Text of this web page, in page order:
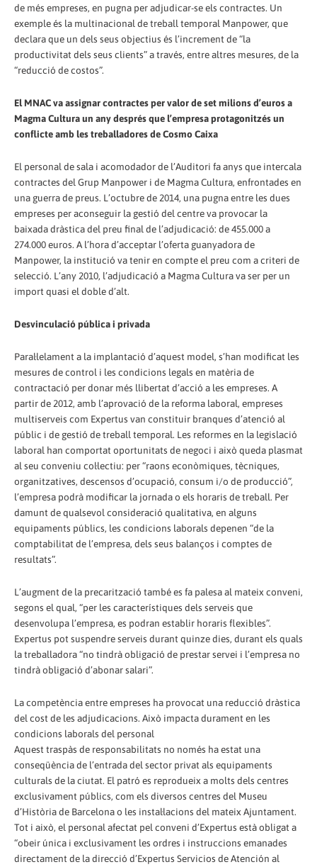
de més empreses, en pugna per adjudicar-se els contractes. Un
exemple és la multinacional de treball temporal Manpower, que
declara que un dels seus objectius és l’increment de “la
productivitat dels seus clients” a través, entre altres mesures, de la
“reducció de costos”.
El MNAC va assignar contractes per valor de set milions d’euros a
Magma Cultura un any després que l’empresa protagonitzés un
conflicte amb les treballadores de Cosmo Caixa
El personal de sala i acomodador de l’Auditori fa anys que intercala
contractes del Grup Manpower i de Magma Cultura, enfrontades en
una guerra de preus. L’octubre de 2014, una pugna entre les dues
empreses per aconseguir la gestió del centre va provocar la
baixada dràstica del preu final de l’adjudicació: de 455.000 a
274.000 euros. A l’hora d’acceptar l’oferta guanyadora de
Manpower, la institució va tenir en compte el preu com a criteri de
selecció. L’any 2010, l’adjudicació a Magma Cultura va ser per un
import quasi el doble d’alt.
Desvinculació pública i privada
Paral·lelament a la implantació d’aquest model, s’han modificat les
mesures de control i les condicions legals en matèria de
contractació per donar més llibertat d’acció a les empreses. A
partir de 2012, amb l’aprovació de la reforma laboral, empreses
multiserveis com Expertus van constituir branques d’atenció al
públic i de gestió de treball temporal. Les reformes en la legislació
laboral han comportat oportunitats de negoci i això queda plasmat
al seu conveniu col·lectiu: per “raons econòmiques, tècniques,
organitzatives, descensos d’ocupació, consum i/o de producció”,
l’empresa podrà modificar la jornada o els horaris de treball. Per
damunt de qualsevol consideració qualitativa, en alguns
equipaments públics, les condicions laborals depenen “de la
comptabilitat de l’empresa, dels seus balanços i comptes de
resultats”.
L’augment de la precarització també es fa palesa al mateix conveni,
segons el qual, “per les característiques dels serveis que
desenvolupa l’empresa, es podran establir horaris flexibles”.
Expertus pot suspendre serveis durant quinze dies, durant els quals
la treballadora “no tindrà obligació de prestar servei i l’empresa no
tindrà obligació d’abonar salari”.
La competència entre empreses ha provocat una reducció dràstica
del cost de les adjudicacions. Això impacta durament en les
condicions laborals del personal
Aquest traspàs de responsabilitats no només ha estat una
conseqüència de l’entrada del sector privat als equipaments
culturals de la ciutat. El patró es reprodueix a molts dels centres
exclusivament públics, com els diversos centres del Museu
d’Història de Barcelona o les instal·lacions del mateix Ajuntament.
Tot i això, el personal afectat pel conveni d’Expertus està obligat a
“obeir única i exclusivament les ordres i instruccions emanades
directament de la direcció d’Expertus Servicios de Atención al